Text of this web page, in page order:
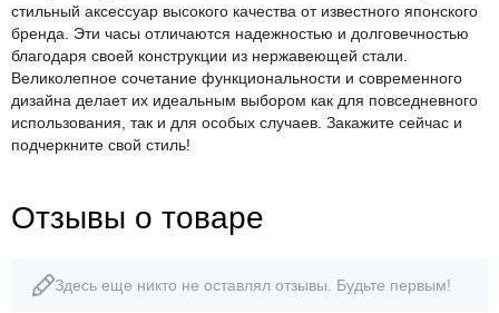
стильный аксессуар высокого качества от известного японского
бренда. Эти часы отличаются надежностью и долговечностью
благодаря своей конструкции из нержавеющей стали.
Великолепное сочетание функциональности и современного
дизайна делает их идеальным выбором как для повседневного
использования, так и для особых случаев. Закажите сейчас и
подчеркните свой стиль!
Отзывы о товаре
Здесь еще никто не оставлял отзывы. Будьте первым!